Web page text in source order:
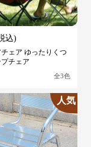
込)
ェア ゆったりくつ
チェア
全3色
人気